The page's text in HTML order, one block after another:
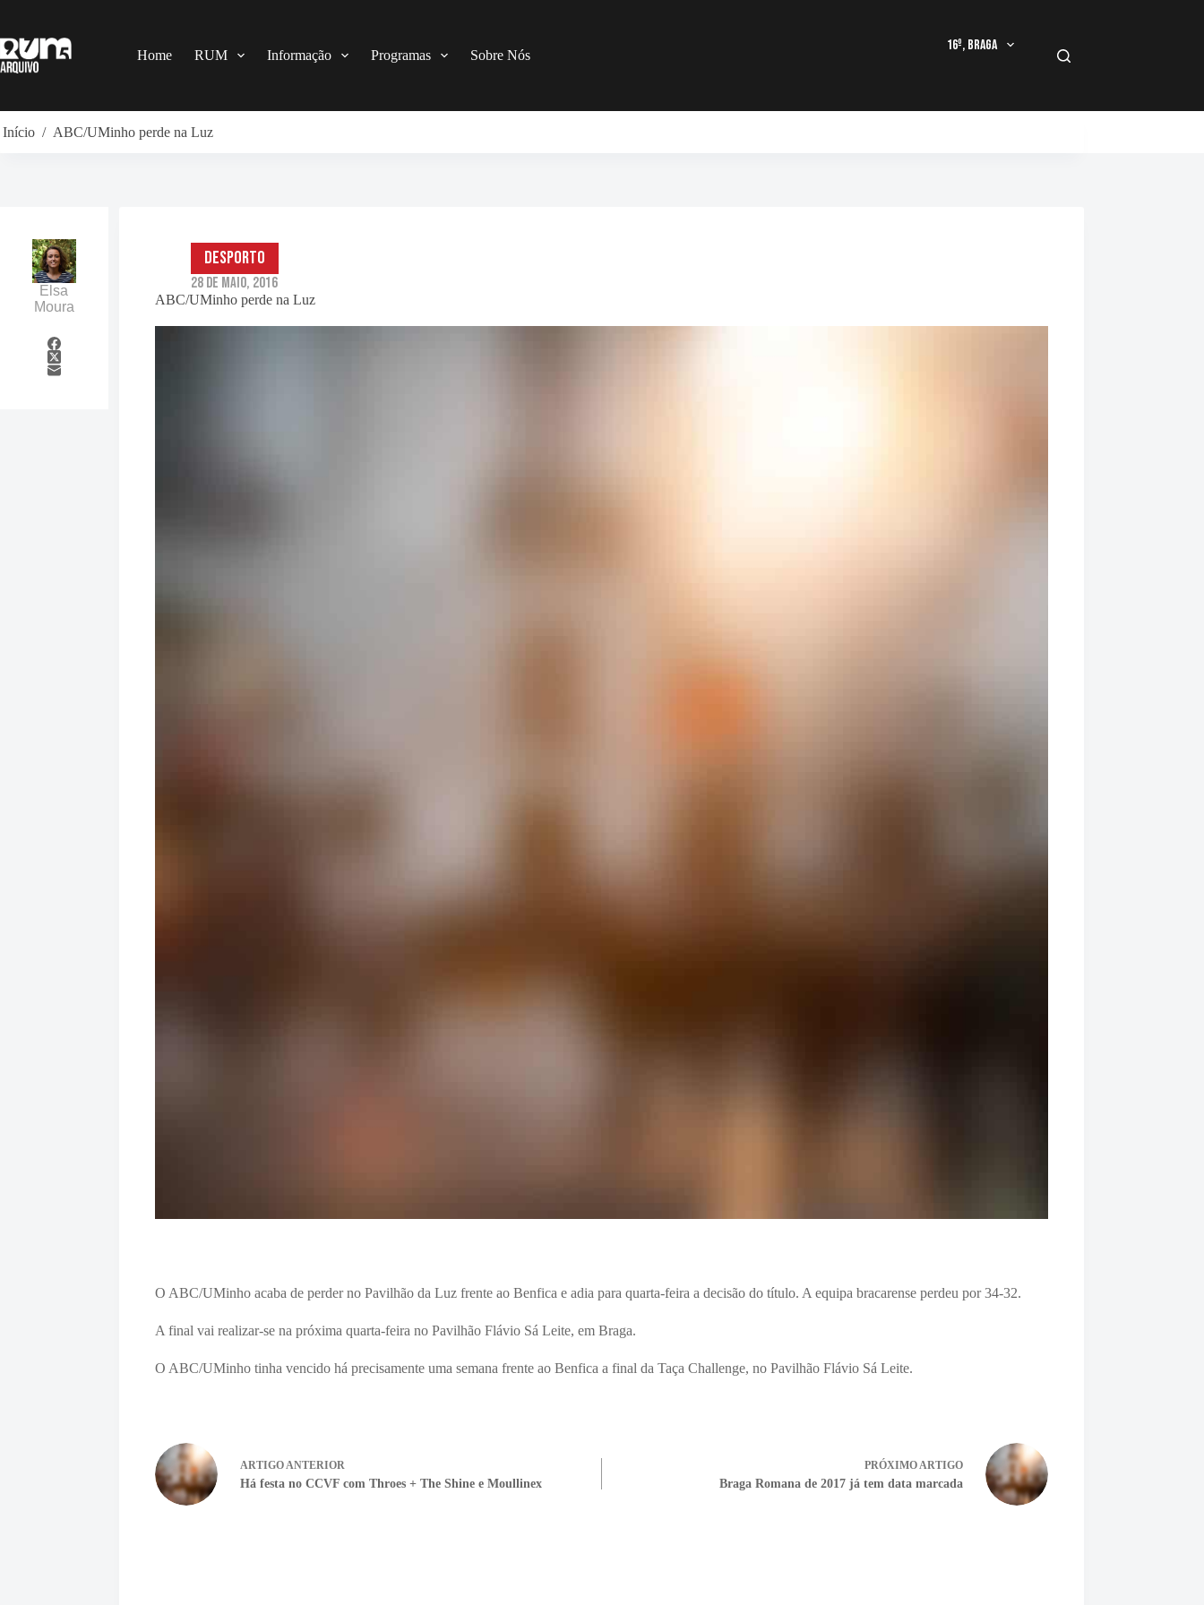
o
conteúdo
Home RUM Informação Programas Sobre Nós
16º, Braga
Início / ABC/UMinho perde na Luz
ABC/UMinho perde na Luz
Desporto
28 de Maio, 2016
O ABC/UMinho acaba de perder no Pavilhão da Luz frente ao Benfica e adia para quarta-feira a decisão do título. A equipa bracarense perdeu por 34-32.
A final vai realizar-se na próxima quarta-feira no Pavilhão Flávio Sá Leite, em Braga.
O ABC/UMinho tinha vencido há precisamente uma semana frente ao Benfica a final da Taça Challenge, no Pavilhão Flávio Sá Leite.
ARTIGOANTERIOR
Há festa no CCVF com Throes + The Shine e Moullinex
PRÓXIMOARTIGO
Braga Romana de 2017 já tem data marcada
Elsa
Moura